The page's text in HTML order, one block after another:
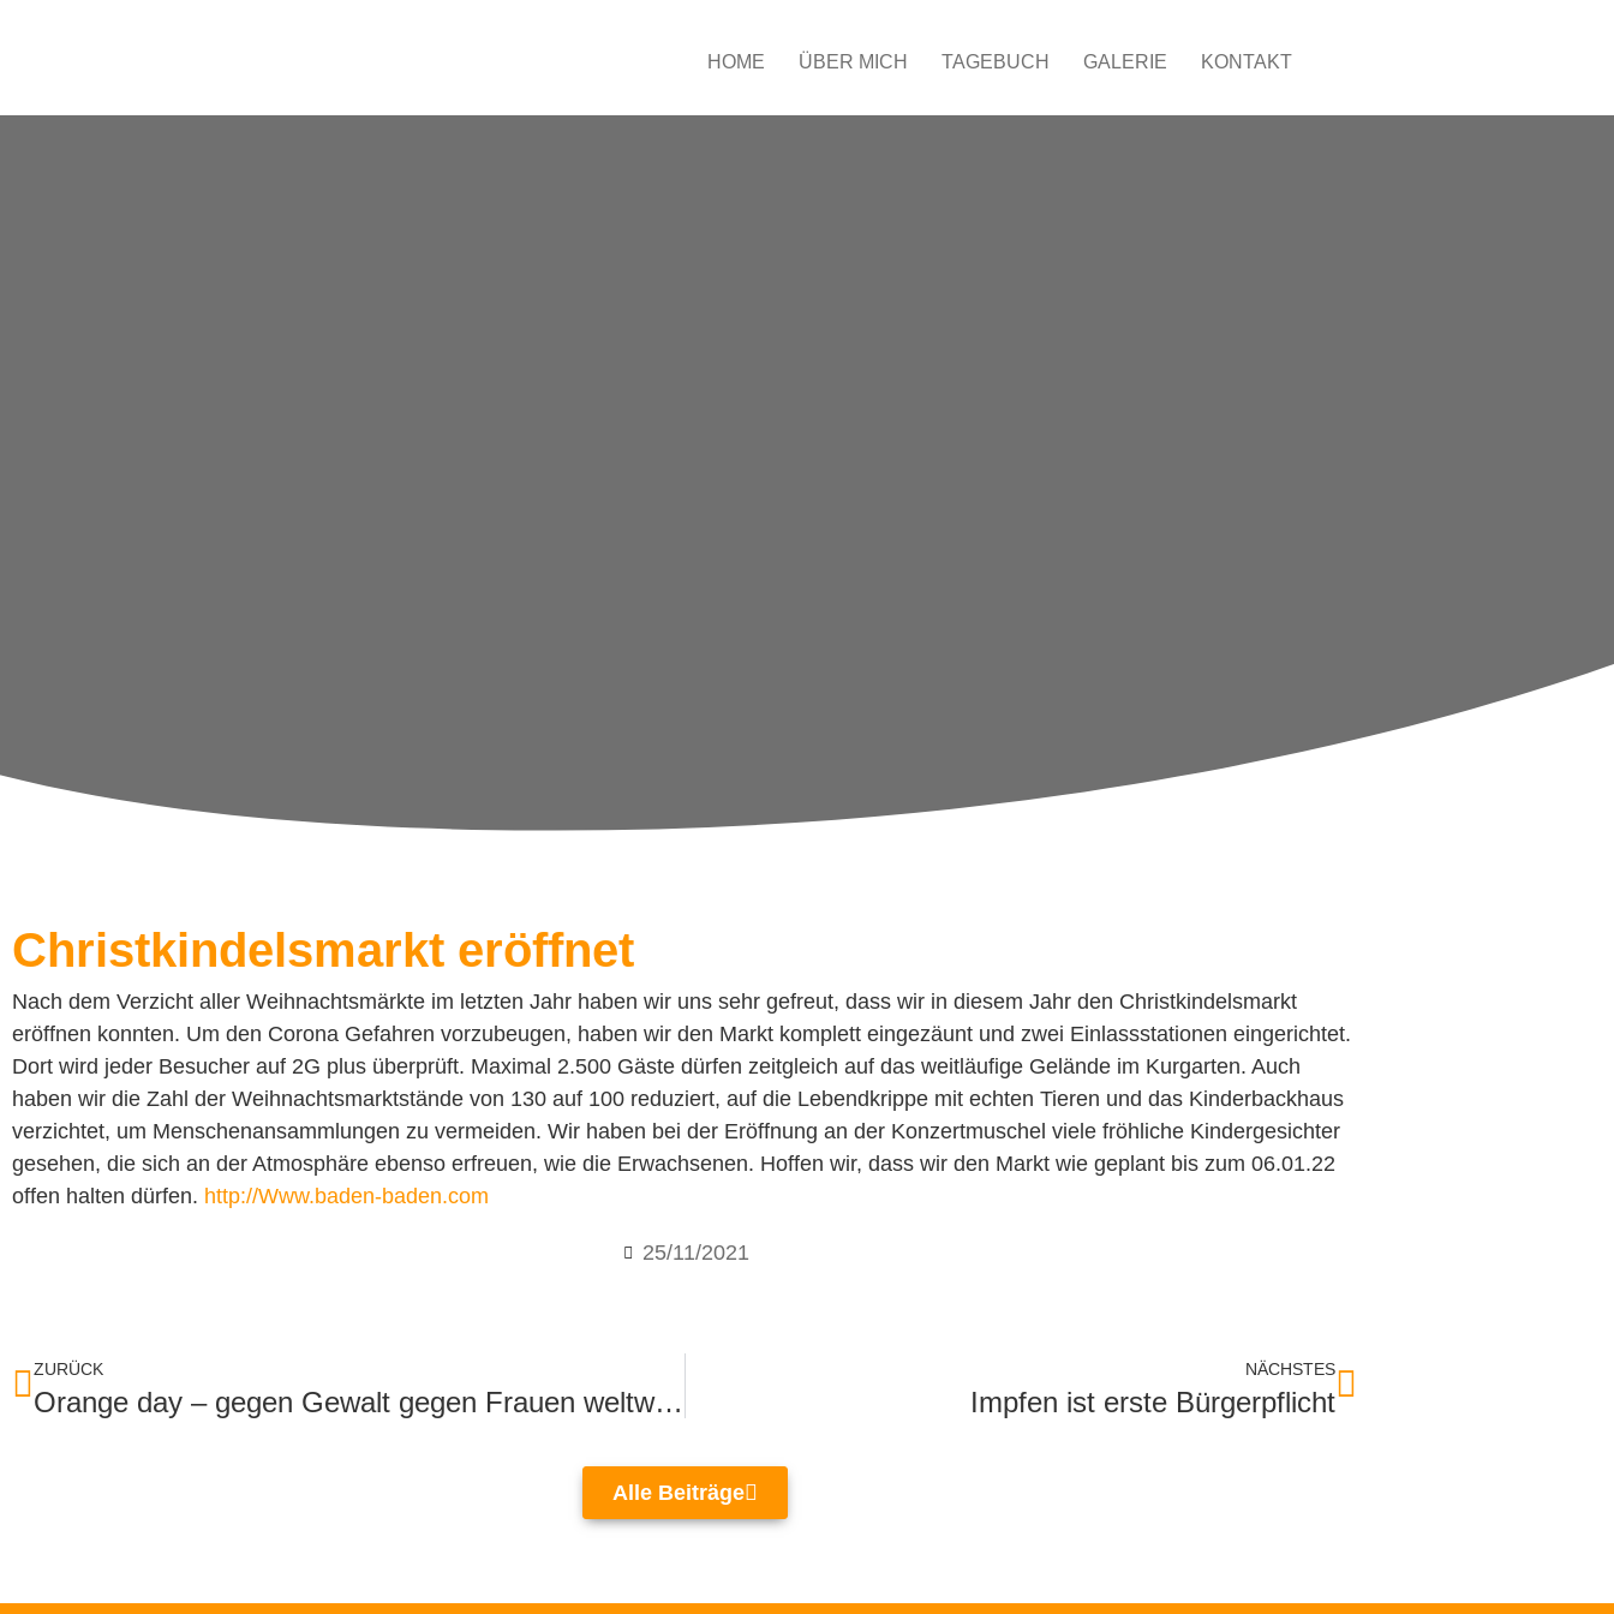
HOME ÜBER MICH TAGEBUCH GALERIE KONTAKT
Christkindelsmarkt eröffnet
Nach dem Verzicht aller Weihnachtsmärkte im letzten Jahr haben wir uns sehr gefreut, dass wir in diesem Jahr den Christkindelsmarkt
eröffnen konnten. Um den Corona Gefahren vorzubeugen, haben wir den Markt komplett eingezäunt und zwei Einlassstationen eingerichtet.
Dort wird jeder Besucher auf 2G plus überprüft. Maximal 2.500 Gäste dürfen zeitgleich auf das weitläufige Gelände im Kurgarten. Auch
haben wir die Zahl der Weihnachtsmarktstände von 130 auf 100 reduziert, auf die Lebendkrippe mit echten Tieren und das Kinderbackhaus
verzichtet, um Menschenansammlungen zu vermeiden. Wir haben bei der Eröffnung an der Konzertmuschel viele fröhliche Kindergesichter
gesehen, die sich an der Atmosphäre ebenso erfreuen, wie die Erwachsenen. Hoffen wir, dass wir den Markt wie geplant bis zum 06.01.22
offen halten dürfen. http://Www.baden-baden.com
25/11/2021
ZURÜCK
Orange day – gegen Gewalt gegen Frauen weltweit
NÄCHSTES
Impfen ist erste Bürgerpflicht
Alle Beiträge